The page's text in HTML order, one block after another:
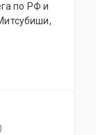
по РФ и